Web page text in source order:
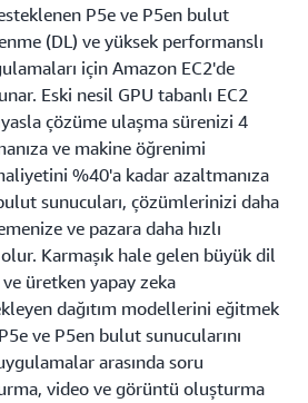
P5e ve P5en bulut
(DL) ve yüksek performanslı
için Amazon EC2'de
Eski nesil GPU tabanlı EC2
çözüme ulaşma sürenizi 4
ve makine öğrenimi
%40'a kadar azaltmanıza
sunucuları, çözümlerinizi daha
ve pazara daha hızlı
olur. Karmaşık hale gelen büyük dil
üretken yapay zeka
dağıtım modellerini eğitmek
ve P5en bulut sunucularını
arasında soru
video ve görüntü oluşturma